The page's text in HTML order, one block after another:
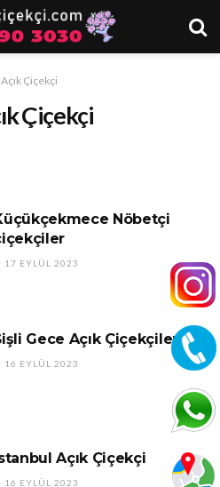
Çiçekçi
Çiçekçi
Nöbetçi
17 EYLÜL 2023
Gece Açık Çiçekçiler
16 EYLÜL 2023
Açık Çiçekçi
16 EYLÜL 2023